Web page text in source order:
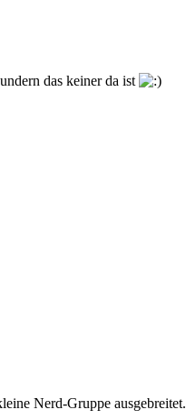
das keiner da ist
Nerd-Gruppe ausgebreitet.